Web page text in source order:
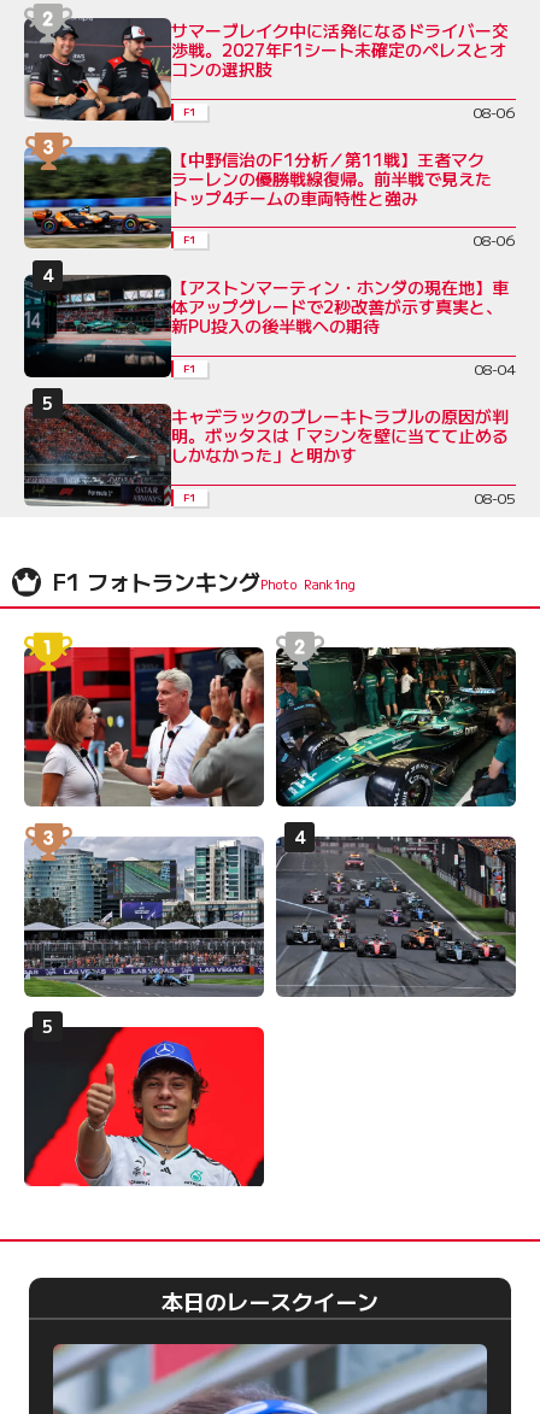
サマーブレイク中に活発になるドライバー交
渉戦。2027年F1シート未確定のペレスとオ
コンの選択肢
F1 08-06
【中野信治のF1分析／第11戦】王者マク
ラーレンの優勝戦線復帰。前半戦で見えた
トップ4チームの車両特性と強み
F1 08-06
【アストンマーティン・ホンダの現在地】車
体アップグレードで2秒改善が示す真実と、
新PU投入の後半戦への期待
F1 08-04
キャデラックのブレーキトラブルの原因が判
明。ボッタスは「マシンを壁に当てて止める
しかなかった」と明かす
F1 08-05
F1 フォトランキング
本日のレースクイーン